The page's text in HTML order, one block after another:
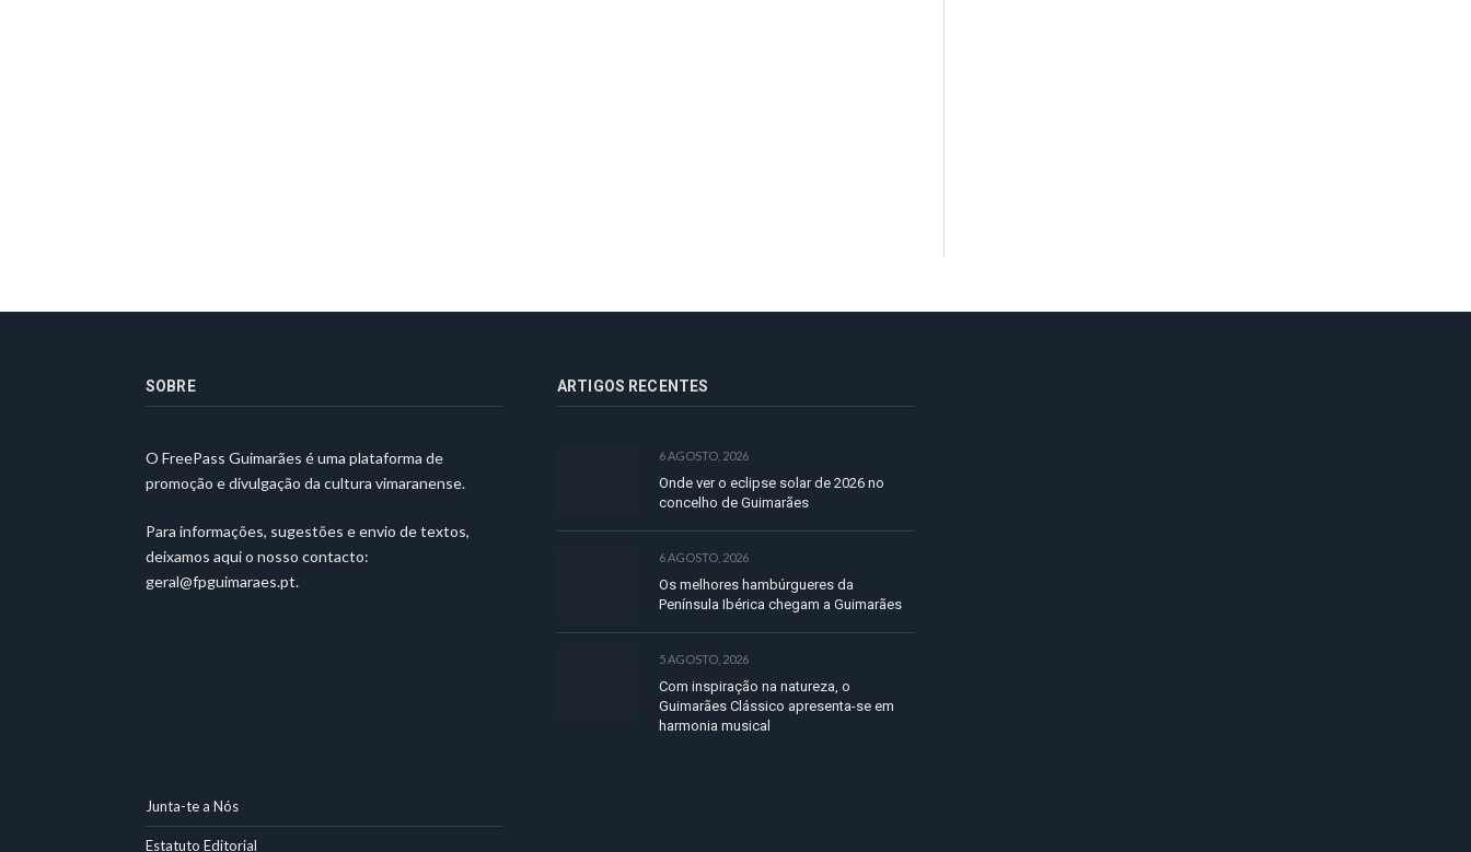
SOBRE
O FreePass Guimarães é uma plataforma de
promoção e divulgação da cultura vimaranense.
Para informações, sugestões e envio de textos,
deixamos aqui o nosso contacto:
geral@fpguimaraes.pt.
ARTIGOS RECENTES
6 AGOSTO, 2026
Onde ver o eclipse solar de 2026 no
concelho de Guimarães
6 AGOSTO, 2026
Os melhores hambúrgueres da
Península Ibérica chegam a Guimarães
5 AGOSTO, 2026
Com inspiração na natureza, o
Guimarães Clássico apresenta-se em
harmonia musical
Junta-te a Nós
Estatuto Editorial